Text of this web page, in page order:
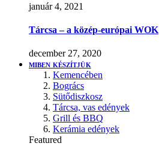
január 4, 2021
Tárcsa – a közép-európai WOK
december 27, 2020
MIBEN KÉSZÍTJÜK
Kemencében
Bogrács
Sütődiszkosz
Tárcsa, vas edények
Grill és BBQ
Kerámia edények
Featured